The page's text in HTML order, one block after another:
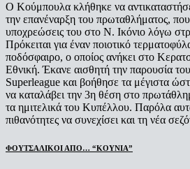
Ο Κούμπουλα κλήθηκε να
την επανέναρξη του πρωταθλήματος, που
υποχρεώσεις του στο Ν. Ικόνιο λόγω
Πρόκειται για έναν ποιοτικό
ποδόσφαιρο, ο οποίος ανήκει στο
Εθνική. Έκανε αισθητή την παρουσία
Superleague και βοήθησε τα μέγιστα
να καταλάβει την 3η θέση στο
τα ημιτελικά του Κυπέλλου. Παρόλα
πιθανότητες να συνεχίσει και τη νέα
ΦΟΥΤΣΑΛΙΚΟΙ ΑΠΟ… “ΚΟΥΝΙΑ”